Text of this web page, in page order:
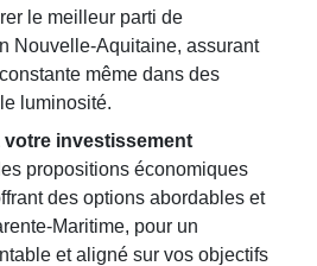
le meilleur parti de
Nouvelle-Aquitaine, assurant
même dans des
luminosité.
votre investissement
propositions économiques
des options abordables et
Maritime, pour un
et aligné sur vos objectifs